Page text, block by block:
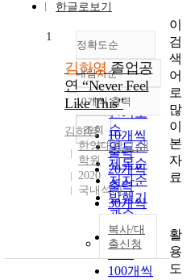
한글로보기
정확도순
정확도
순
인기도
순
연도순
제목순
저자순
발행기
관순
내림차순
내림차순
10개씩 출력
10개씩
출력
20개씩
출력
30개씩
50개씩
100개씩
조회
1
김하영졸업공
연 “Never Feel
Like This”
김하영
한양대학교 대
학원
2020
국내석사
복사/대
출신청
이
검
색
어
로
많
이
본
자
료
활
용
도